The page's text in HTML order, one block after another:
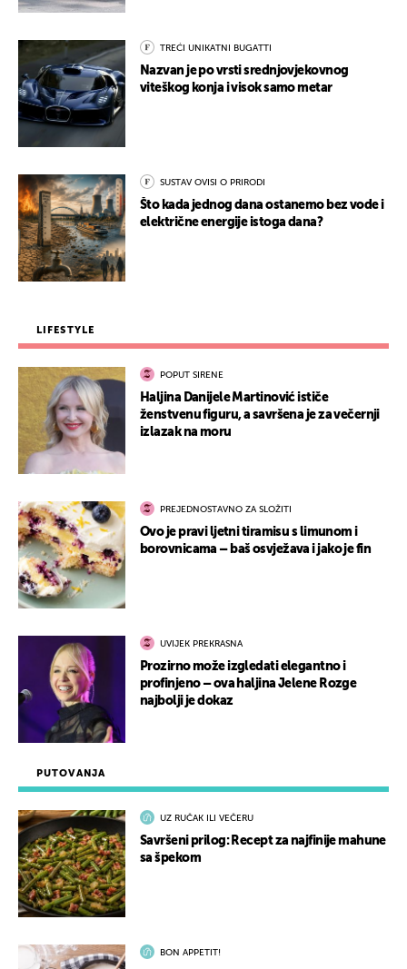
PUTOVANJA
UZ RUČAK ILI VEČERU
Savršeni prilog: Recept za najfinije mahune
sa špekom
BON APPETIT!
TREĆI UNIKATNI BUGATTI
Nazvan je po vrsti srednjovjekovnog
viteškog konja i visok samo metar
SUSTAV OVISI O PRIRODI
Što kada jednog dana ostanemo bez vode i
električne energije istoga dana?
LIFESTYLE
POPUT SIRENE
Haljina Danijele Martinović ističe
ženstvenu figuru, a savršena je za večernji
izlazak na moru
PREJEDNOSTAVNO ZA SLOŽITI
Ovo je pravi ljetni tiramisu s limunom i
borovnicama – baš osvježava i jako je fin
UVIJEK PREKRASNA
Prozirno može izgledati elegantno i
profinjeno – ova haljina Jelene Rozge
najbolji je dokaz